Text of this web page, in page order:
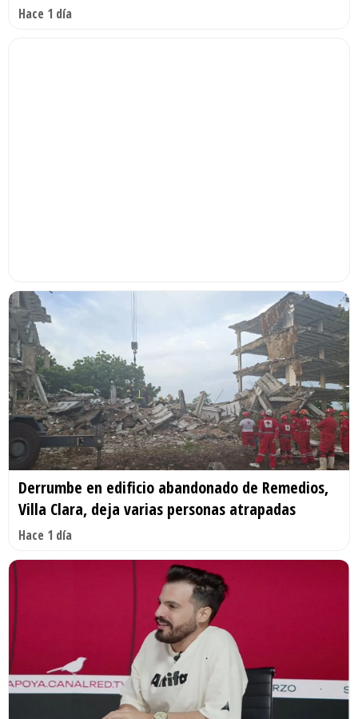
Hace 1 día
Derrumbe en edificio abandonado de Remedios,
Villa Clara, deja varias personas atrapadas
Hace 1 día